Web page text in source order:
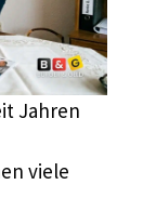
Jahren
viele